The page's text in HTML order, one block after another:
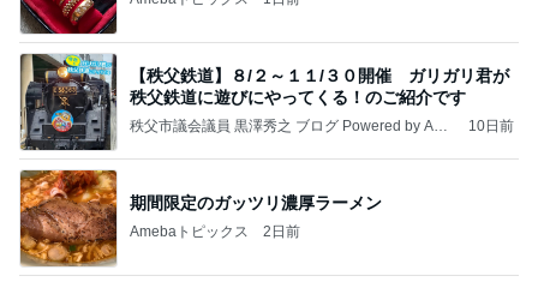
秩父市議会議員 黒澤秀之 ブログ Powered by Ame
期間限定のガッツリ濃厚ラーメン
Amebaトピックス 2日前
☆We're timelesz LIVE TOUR 2026 episode2 MO
MENTUM
☆☆☆ゆきちにっき☆☆☆